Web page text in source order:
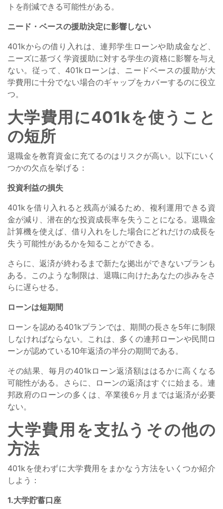
トを削減できる可能性がある。
ニード・ベースの援助決定に影響しない
401kからの借り入れは、連邦学生ローンや助成金など、
ニーズに基づく学資援助に対する学生の資格に影響を与え
ない。従って、401kローンは、ニードベースの援助が大
学費用に十分でない場合のギャップをカバーするのに役立
つ。
大学費用に401kを使うこと
の短所
退職金を教育資金に充てるのはリスクが高い。以下にいく
つかの欠点を挙げる：
投資利益の損失
401kを借り入れると残高が減るため、複利運用できる資
金が減り、潜在的な投資成長率を失うことになる。退職金
計算機を使えば、借り入れをした場合にどれだけの成長を
失う可能性があるかを知ることができる。
さらに、返済が終わるまで新たな拠出ができないプランも
ある。このような制限は、退職に向けたあなたの歩みをさ
らに遅らせる。
ローンは短期間
ローンを認める401kプランでは、期間の長さを5年に制限
しなければならない。これは、多くの連邦ローンや民間ロ
ーンが認めている10年返済の半分の期間である。
その結果、毎月の401kローン返済額ははるかに高くなる
可能性がある。さらに、ローンの返済はすぐに始まる。連
邦政府のローンの多くは、卒業後6ヶ月までは返済が必要
ない。
大学費用を支払うその他の
方法
401kを使わずに大学費用をまかなう方法をいくつか紹介
しよう：
1.大学貯蓄口座